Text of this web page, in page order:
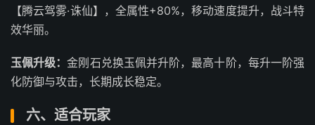
【腾云驾雾·诛仙】，全属性+80%，移动速度提升，战斗特
效华丽。
玉佩升级：金刚石兑换玉佩并升阶，最高十阶，每升一阶强
化防御与攻击，长期成长稳定。
六、适合玩家